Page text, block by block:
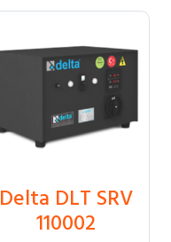
Delta DLT SRV
110002